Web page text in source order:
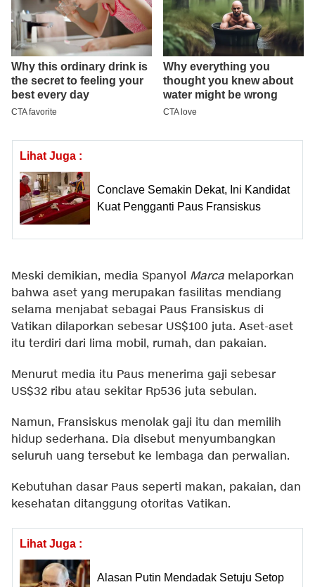
Lihat Juga :
Conclave Semakin Dekat, Ini Kandidat
Kuat Pengganti Paus Fransiskus
Meski demikian, media Spanyol Marca melaporkan
bahwa aset yang merupakan fasilitas mendiang
selama menjabat sebagai Paus Fransiskus di
Vatikan dilaporkan sebesar US$100 juta. Aset-aset
itu terdiri dari lima mobil, rumah, dan pakaian.
Menurut media itu Paus menerima gaji sebesar
US$32 ribu atau sekitar Rp536 juta sebulan.
Namun, Fransiskus menolak gaji itu dan memilih
hidup sederhana. Dia disebut menyumbangkan
seluruh uang tersebut ke lembaga dan perwalian.
Kebutuhan dasar Paus seperti makan, pakaian, dan
kesehatan ditanggung otoritas Vatikan.
Lihat Juga :
Alasan Putin Mendadak Setuju Setop